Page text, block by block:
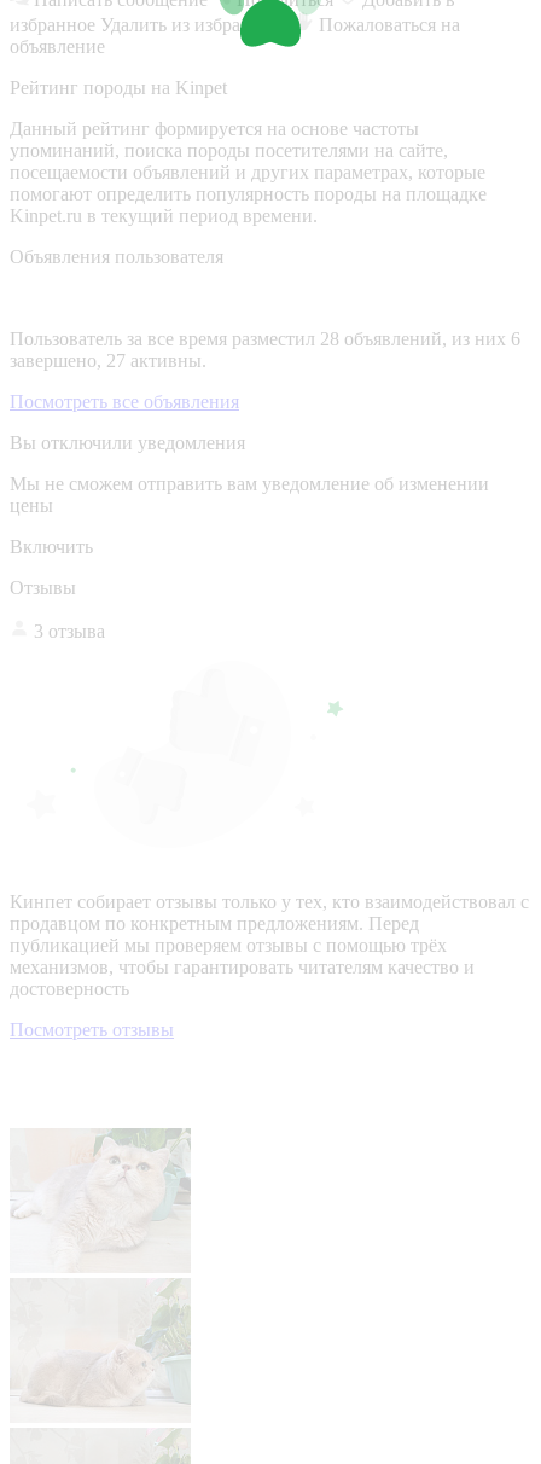
избранное Удалить из избранного
Пожаловаться на
объявление
Рейтинг породы на Kinpet
Данный рейтинг формируется на основе частоты
упоминаний, поиска породы посетителями на сайте,
посещаемости объявлений и других параметрах, которые
помогают определить популярность породы на площадке
Kinpet.ru в текущий период времени.
Объявления пользователя
Пользователь за все время разместил 28 объявлений, из них 6
завершено, 27 активны.
Посмотреть все объявления
Вы отключили уведомления
Мы не сможем отправить вам уведомление об изменении
цены
Включить
Отзывы
3 отзыва
Кинпет собирает отзывы только у тех, кто взаимодействовал с
продавцом по конкретным предложениям. Перед
публикацией мы проверяем отзывы с помощью трёх
механизмов, чтобы гарантировать читателям качество и
достоверность
Посмотреть отзывы